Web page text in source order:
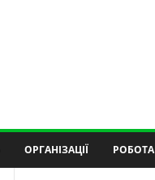
ОРГАНІЗАЦІЇ РОБОТА